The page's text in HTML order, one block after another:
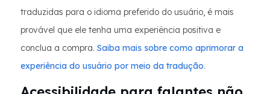
traduzidas para o idioma preferido do usuário, é mais
provável que ele tenha uma experiência positiva e
conclua a compra. Saiba mais sobre como aprimorar a
experiência do usuário por meio da tradução.